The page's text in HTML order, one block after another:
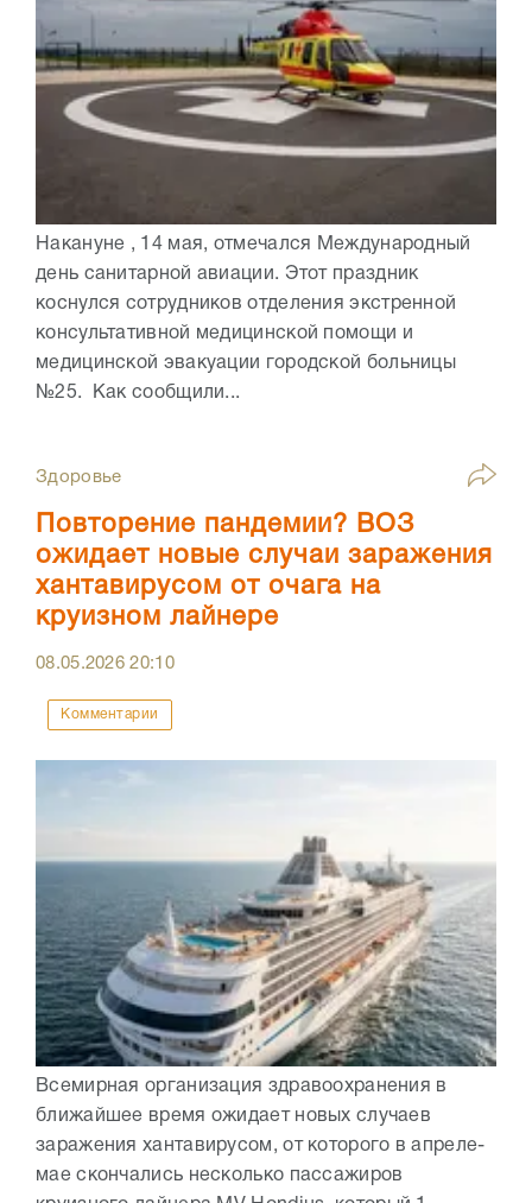
Накануне , 14 мая, отмечался Международный
день санитарной авиации. Этот праздник
коснулся сотрудников отделения экстренной
консультативной медицинской помощи и
медицинской эвакуации городской больницы
№25. Как сообщили...
Здоровье
Повторение пандемии? ВОЗ
ожидает новые случаи заражения
хантавирусом от очага на
круизном лайнере
08.05.202620:10
Комментарии
Всемирная организация здравоохранения в
ближайшее время ожидает новых случаев
заражения хантавирусом, от которого в апреле-
мае скончались несколько пассажиров